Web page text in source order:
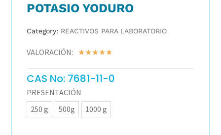
POTASIO YODURO
Category: REACTIVOS PARA LABORATORIO
VALORACIÓN: ☆☆☆☆☆
CAS No: 7681-11-0
PRESENTACIÓN
250 g
500g 1000 g